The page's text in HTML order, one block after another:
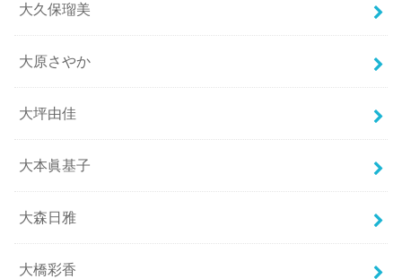
大久保瑠美
大原さやか
大坪由佳
大本眞基子
大森日雅
大橋彩香